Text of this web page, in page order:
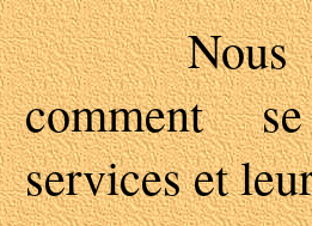
Nous
comment
services et